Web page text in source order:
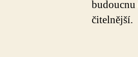
čitelnější.